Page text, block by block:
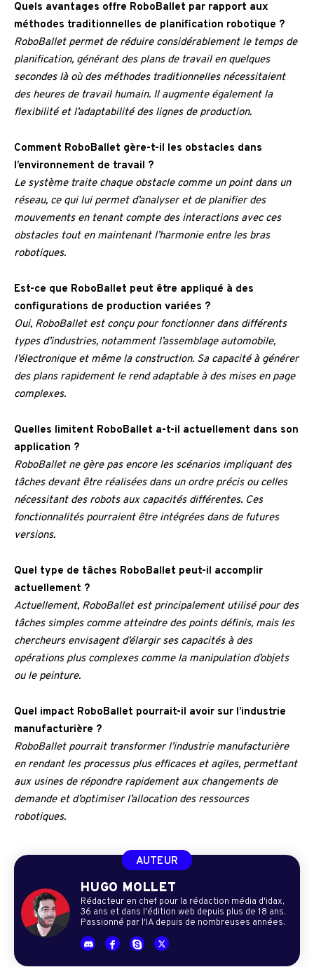
Quels avantages offre RoboBallet par rapport aux
méthodes traditionnelles de planification robotique ?
RoboBallet permet de réduire considérablement le temps de
planification, générant des plans de travail en quelques
secondes là où des méthodes traditionnelles nécessitaient
des heures de travail humain. Il augmente également la
flexibilité et l’adaptabilité des lignes de production.
Comment RoboBallet gère-t-il les obstacles dans
l’environnement de travail ?
Le système traite chaque obstacle comme un point dans un
réseau, ce qui lui permet d’analyser et de planifier des
mouvements en tenant compte des interactions avec ces
obstacles tout en maintenant l’harmonie entre les bras
robotiques.
Est-ce que RoboBallet peut être appliqué à des
configurations de production variées ?
Oui, RoboBallet est conçu pour fonctionner dans différents
types d’industries, notamment l’assemblage automobile,
l’électronique et même la construction. Sa capacité à générer
des plans rapidement le rend adaptable à des mises en page
complexes.
Quelles limitent RoboBallet a-t-il actuellement dans son
application ?
RoboBallet ne gère pas encore les scénarios impliquant des
tâches devant être réalisées dans un ordre précis ou celles
nécessitant des robots aux capacités différentes. Ces
fonctionnalités pourraient être intégrées dans de futures
versions.
Quel type de tâches RoboBallet peut-il accomplir
actuellement ?
Actuellement, RoboBallet est principalement utilisé pour des
tâches simples comme atteindre des points définis, mais les
chercheurs envisagent d’élargir ses capacités à des
opérations plus complexes comme la manipulation d’objets
ou le peinture.
Quel impact RoboBallet pourrait-il avoir sur l’industrie
manufacturière ?
RoboBallet pourrait transformer l’industrie manufacturière
en rendant les processus plus efficaces et agiles, permettant
aux usines de répondre rapidement aux changements de
demande et d’optimiser l’allocation des ressources
robotiques.
AUTEUR
HUGO MOLLET
Rédacteur en chef pour la rédaction média d'idax,
36 ans et dans l'édition web depuis plus de 18 ans.
Passionné par l'IA depuis de nombreuses années.